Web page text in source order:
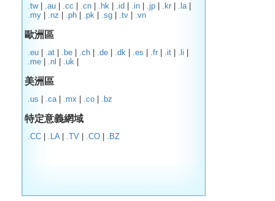
.tw| .au | .cc | .cn | .hk | .id | .in | .jp | .kr | .la |
.my | .nz | .ph | .pk | .sg | .tv | .vn
歐洲區
.eu | .at | .be | .ch | .de | .dk | .es | .fr | .it | .li |
.me | .nl | .uk |
美洲區
.us | .ca | .mx | .co | .bz
特定意義網域
.CC | .LA | .TV | .CO | .BZ